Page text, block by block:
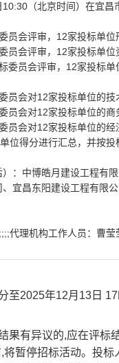
10:30（北京时间）在宜昌
员会评审， 12家投标单位
员会评审， 12家投标单位
委员会评审， 12家投标单
员会对12家投标单位的
员会对12家投标单位的
员会对12家投标单位的
位得分进行汇总，并按
：中博皓月建设工程有
宜昌东阳建设工程有限
代理机构工作人员： 曹莹
至2025年12月13日
果有异议的,应在评
将暂停招标活动。投